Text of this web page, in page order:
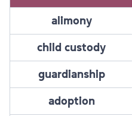
alimony
child custody
guardianship
adoption